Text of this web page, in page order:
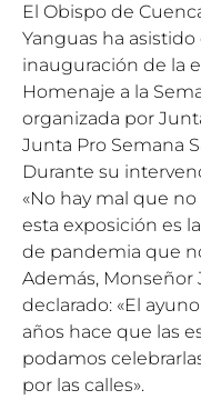
El Obispo de
Yanguas ha asistido
inauguración de la
Homenaje a la
organizada por
Junta Pro Semana
Durante su
«No hay mal que
esta exposición es
de pandemia que
Además, Monseñor
declarado: «El
años hace que las
podamos
por las calles».